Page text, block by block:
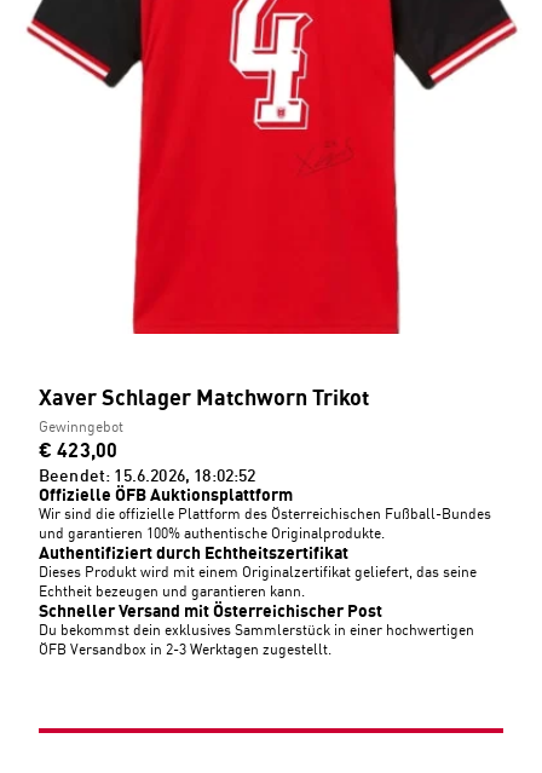
Xaver Schlager Matchworn Trikot
Gewinngebot
€ 423,00
Beendet: 15.6.2026, 18:02:52
Offizielle ÖFB Auktionsplattform
Wir sind die offizielle Plattform des Österreichischen Fußball-Bundes
und garantieren 100% authentische Originalprodukte.
Authentifiziert durch Echtheitszertifikat
Dieses Produkt wird mit einem Originalzertifikat geliefert, das seine
Echtheit bezeugen und garantieren kann.
Schneller Versand mit Österreichischer Post
Du bekommst dein exklusives Sammlerstück in einer hochwertigen
ÖFB Versandbox in 2-3 Werktagen zugestellt.